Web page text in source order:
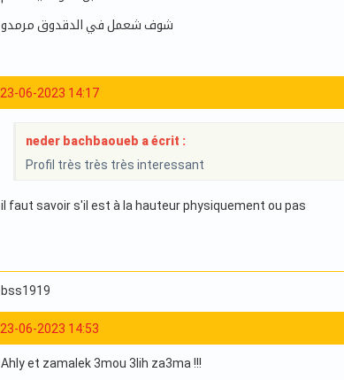
شوف شعمل في الدقدوق مرمدو
23-06-2023 14:17
neder bachbaoueb a écrit :
Profil très très très interessant
il faut savoir s'il est à la hauteur physiquement ou pas
bss1919
23-06-2023 14:53
Ahly et zamalek 3mou 3lih za3ma !!!